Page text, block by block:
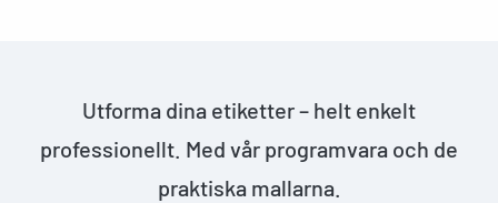
Utforma dina etiketter – helt enkelt
professionellt. Med vår programvara och de
praktiska mallarna.